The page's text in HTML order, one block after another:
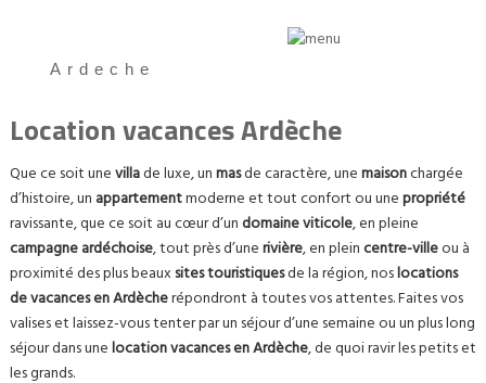
Ardeche
Location vacances Ardèche
Que ce soit unevillade luxe, unmasde caractère, unemaisonchargée
d’histoire, un appartementmoderne et tout confort ou unepropriété
ravissante, que ce soit au cœur d’un domaine viticole, en pleine
campagne ardéchoise, tout près d’unerivière, en pleincentre-villeou à
proximité des plus beaux sites touristiquesde la région, noslocations
de vacances en Ardècherépondront à toutes vos attentes. Faites vos
valises et laissez-vous tenter par un séjour d’une semaine ou un plus long
séjour dans unelocation vacances en Ardèche, de quoi ravir les petits et
les grands.